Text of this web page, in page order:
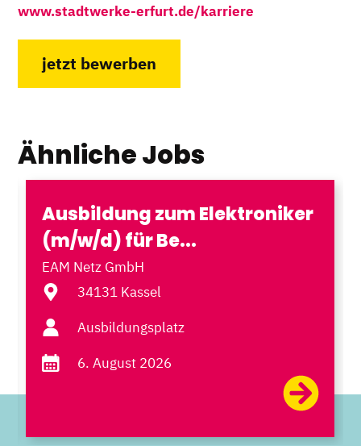
www.stadtwerke-erfurt.de/karriere
jetzt bewerben
Ähnliche Jobs
Ausbildung zum Elektroniker
(m/w/d) für Be...
EAM Netz GmbH
34131 Kassel
Ausbildungsplatz
6. August 2026